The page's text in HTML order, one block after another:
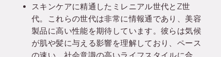
スキンケアに精通したミレニアル世代とZ世
代。これらの世代は非常に情報通であり、美容
製品に高い性能を期待しています。彼らは気候
が肌や髪に与える影響を理解しており、ペース